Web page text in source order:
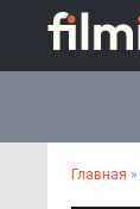
Главная »